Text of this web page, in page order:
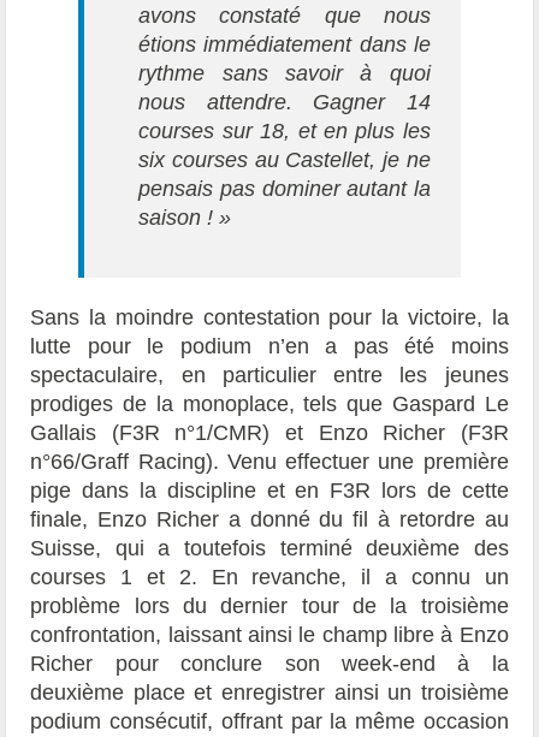
avons constaté que nous
étions immédiatement dans le
rythme sans savoir à quoi
nous attendre. Gagner 14
courses sur 18, et en plus les
six courses au Castellet, je ne
pensais pas dominer autant la
saison ! »
Sans la moindre contestation pour la victoire, la
lutte pour le podium n’en a pas été moins
spectaculaire, en particulier entre les jeunes
prodiges de la monoplace, tels que Gaspard Le
Gallais (F3R n°1/CMR) et Enzo Richer (F3R
n°66/Graff Racing). Venu effectuer une première
pige dans la discipline et en F3R lors de cette
finale, Enzo Richer a donné du fil à retordre au
Suisse, qui a toutefois terminé deuxième des
courses 1 et 2. En revanche, il a connu un
problème lors du dernier tour de la troisième
confrontation, laissant ainsi le champ libre à Enzo
Richer pour conclure son week-end à la
deuxième place et enregistrer ainsi un troisième
podium consécutif, offrant par la même occasion